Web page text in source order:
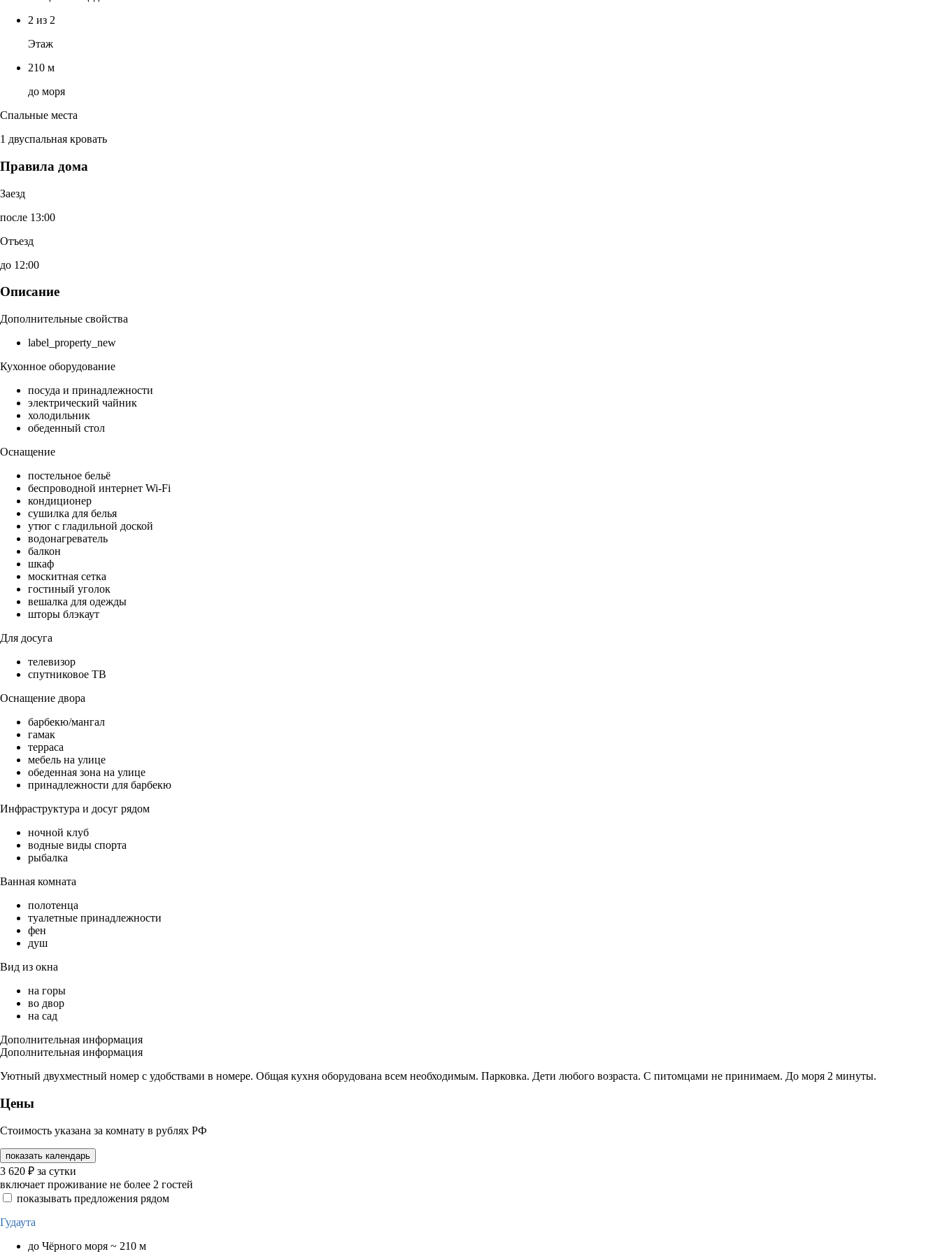
2 из 2
Этаж
210 м
до моря
Спальные места
1 двуспальная кровать
Правила дома
Заезд
после 13:00
Отъезд
до 12:00
Описание
Дополнительные свойства
label_property_new
Кухонное оборудование
посуда и принадлежности
электрический чайник
холодильник
обеденный стол
Оснащение
постельное бельё
беспроводной интернет Wi-Fi
кондиционер
сушилка для белья
утюг с гладильной доской
водонагреватель
балкон
шкаф
москитная сетка
гостиный уголок
вешалка для одежды
шторы блэкаут
Для досуга
телевизор
спутниковое ТВ
Оснащение двора
барбекю/мангал
гамак
терраса
мебель на улице
обеденная зона на улице
принадлежности для барбекю
Инфраструктура и досуг рядом
ночной клуб
водные виды спорта
рыбалка
Ванная комната
полотенца
туалетные принадлежности
фен
душ
Вид из окна
на горы
во двор
на сад
Дополнительная информация
Дополнительная информация
Уютный двухместный номер с удобствами в номере. Общая кухня оборудована всем необходимым. Парковка. Дети любого возраста. С питомцами не принимаем. До моря 2 минуты.
Цены
Стоимость указана за комнату в рублях РФ
показать календарь
3 620 ₽ за сутки
включает проживание не более 2 гостей
показывать предложения рядом
Гудаута
до Чёрного моря ~ 210 м